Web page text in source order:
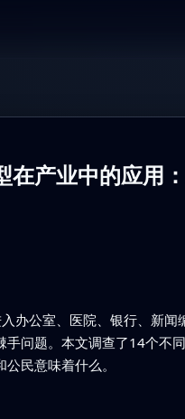
在产业中的应用
办公室、医院、银行、新
问题。本文调查了14个不
民意味着什么。